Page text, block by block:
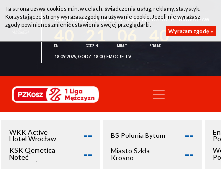
WKK ACTIVE HOTEL WROCŁAW - KSK QEMETICA NOTEĆ INOWROCŁAW
40
18.09.2026, GODZ. 18:00, EMOCJE TV
WKK Active
Hotel Wrocław
--
KSK Qemetica
Noteć
Inowrocław
--
BS Polonia Bytom --
Miasto Szkła
Krosno
--
Ta strona używa cookies m.in. w celach: świadczenia usług, reklamy, statystyk.
Korzystając ze strony wyrażasz zgodę na używanie cookie. Jeżeli nie wyrażasz
zgody powinieneś zmienić ustawienia swojej przeglądarki.
Wyrażam zgodę »